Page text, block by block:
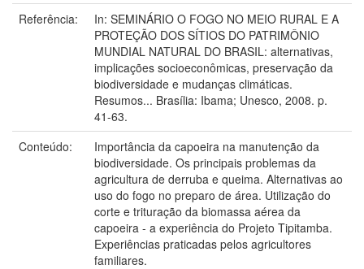
Referência:
In: SEMINÁRIO O FOGO NO MEIO RURAL E A
PROTEÇÃO DOS SÍTIOS DO PATRIMÔNIO
MUNDIAL NATURAL DO BRASIL: alternativas,
implicações socioeconômicas, preservação da
biodiversidade e mudanças climáticas.
Resumos... Brasília: Ibama; Unesco, 2008. p.
41-63.
Conteúdo:
Importância da capoeira na manutenção da
biodiversidade. Os principais problemas da
agricultura de derruba e queima. Alternativas ao
uso do fogo no preparo de área. Utilização do
corte e trituração da biomassa aérea da
capoeira - a experiência do Projeto Tipitamba.
Experiências praticadas pelos agricultores
familiares.